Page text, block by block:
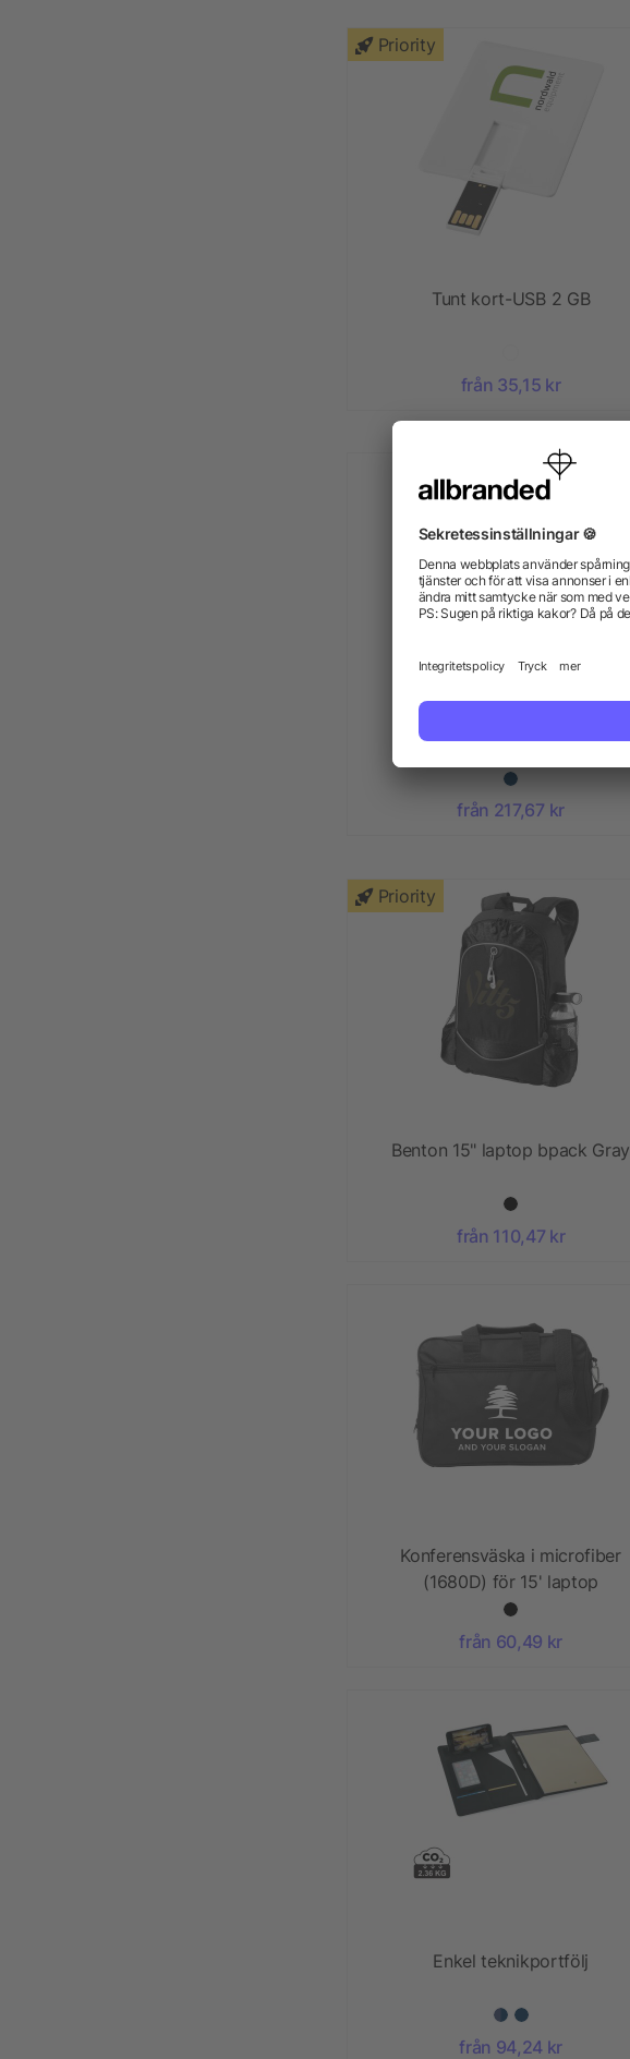
Priority
Tunt kort-USB 2 GB
från 35,15 kr
från 217,67 kr
Priority
Benton 15" laptop bpack Gray
från 110,47 kr
Konferensväska i microfiber
(1680D) för 15' laptop
från 60,49 kr
Enkel teknikportfölj
från 94,24 kr